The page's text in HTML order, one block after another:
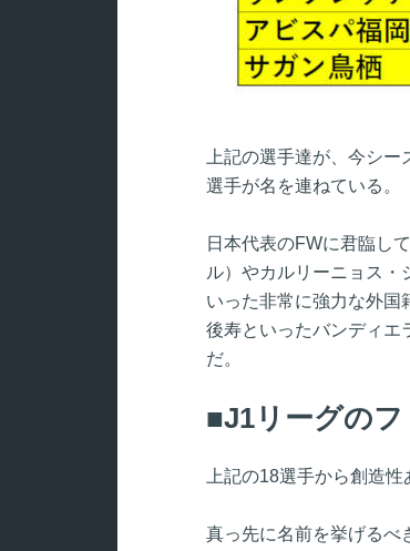
上記の選手達が、今シ
選手が名を連ねている。
日本代表のFWに君臨し
ル）やカルリーニョス・
いった非常に強力な外国
後寿といったバンディエ
だ。
J1リーグの
上記の18選手から創造
真っ先に名前を挙げるべ